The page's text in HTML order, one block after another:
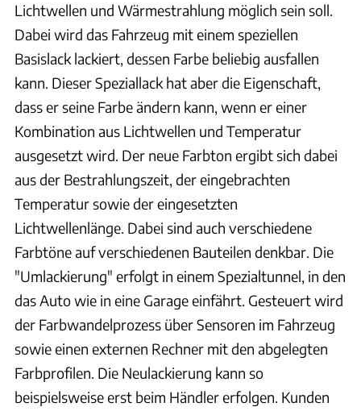
Lichtwellen und Wärmestrahlung möglich sein soll.
Dabei wird das Fahrzeug mit einem speziellen
Basislack lackiert, dessen Farbe beliebig ausfallen
kann. Dieser Speziallack hat aber die Eigenschaft,
dass er seine Farbe ändern kann, wenn er einer
Kombination aus Lichtwellen und Temperatur
ausgesetzt wird. Der neue Farbton ergibt sich dabei
aus der Bestrahlungszeit, der eingebrachten
Temperatur sowie der eingesetzten
Lichtwellenlänge. Dabei sind auch verschiedene
Farbtöne auf verschiedenen Bauteilen denkbar. Die
"Umlackierung" erfolgt in einem Spezialtunnel, in den
das Auto wie in eine Garage einfährt. Gesteuert wird
der Farbwandelprozess über Sensoren im Fahrzeug
sowie einen externen Rechner mit den abgelegten
Farbprofilen. Die Neulackierung kann so
beispielsweise erst beim Händler erfolgen. Kunden